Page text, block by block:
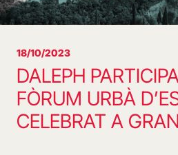
18/10/2023
DALEPH
FÒRUM URBÀ
CELEBRAT A